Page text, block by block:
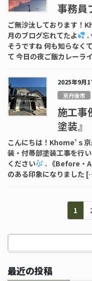
事務員
ご無沙汰しております！
月のブログ忘れてたよ
.
そうですね 何も知らなく
て 今日の夜ご飯カレーラ
2025年9月
京丹後市
施工事
塗装』
こんにちは！Khome’ｓ
装・付帯部塗装工事を行
ください
. 《Before・
のある印象になりました
の
ー
ジ
ペ
ー
ジ
1
最近の投稿